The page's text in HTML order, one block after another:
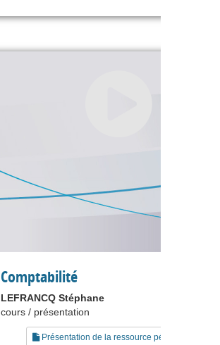
Comptabilité
LEFRANCQ Stéphane
cours / présentation
Présentation de la ressource pédagogique